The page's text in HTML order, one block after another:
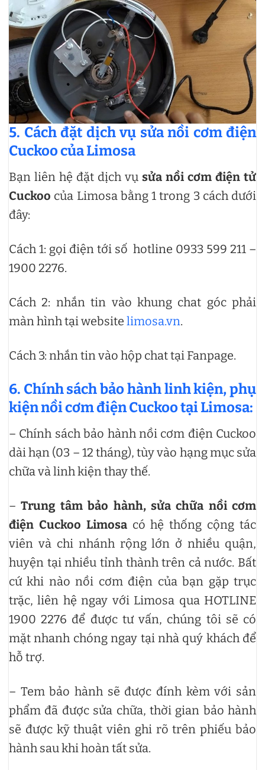
5. Cách đặt dịch vụ sửa nồi cơm điện
Cuckoo của Limosa
Bạn liên hệ đặt dịch vụ sửa nồi cơm điện tử
Cuckoo của Limosa bằng 1 trong 3 cách dưới
đây:
Cách 1: gọi điện tới số hotline 0933 599 211 –
1900 2276.
Cách 2: nhắn tin vào khung chat góc phải
màn hình tại website limosa.vn.
Cách 3: nhắn tin vào hộp chat tại Fanpage.
6. Chính sách bảo hành linh kiện, phụ
kiện nồi cơm điện Cuckoo tại Limosa:
– Chính sách bảo hành nồi cơm điện Cuckoo
dài hạn (03 – 12 tháng), tùy vào hạng mục sửa
chữa và linh kiện thay thế.
–Trung tâm bảo hành, sửa chữa nồi cơm
điện Cuckoo Limosacó hệ thống cộng tác
viên và chi nhánh rộng lớn ở nhiều quận,
huyện tại nhiều tỉnh thành trên cả nước. Bất
cứ khi nào nồi cơm điện của bạn gặp trục
trặc, liên hệ ngay với Limosa qua HOTLINE
1900 2276 để được tư vấn, chúng tôi sẽ có
mặt nhanh chóng ngay tại nhà quý khách để
hỗ trợ.
– Tem bảo hành sẽ được đính kèm với sản
phẩm đã được sửa chữa, thời gian bảo hành
sẽ được kỹ thuật viên ghi rõ trên phiếu bảo
hành sau khi hoàn tất sửa.